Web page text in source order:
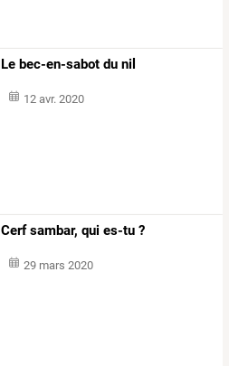
Le bec-en-sabot du nil
12 avr. 2020
Cerf sambar, qui es-tu ?
29 mars 2020